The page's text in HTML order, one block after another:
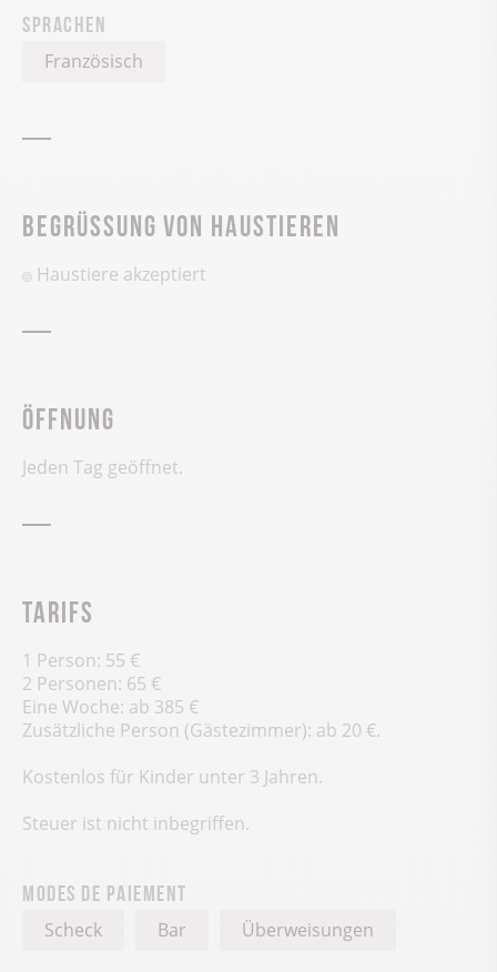
Sprachen
Französisch
Begrüssung von Haustieren
Haustiere akzeptiert
Öffnung
Jeden Tag geöffnet.
Tarifs
1 Person: 55 €
2 Personen: 65 €
Eine Woche: ab 385 €
Zusätzliche Person (Gästezimmer): ab 20 €.
Kostenlos für Kinder unter 3 Jahren.
Steuer ist nicht inbegriffen.
Modes de paiement
Scheck Bar Überweisungen